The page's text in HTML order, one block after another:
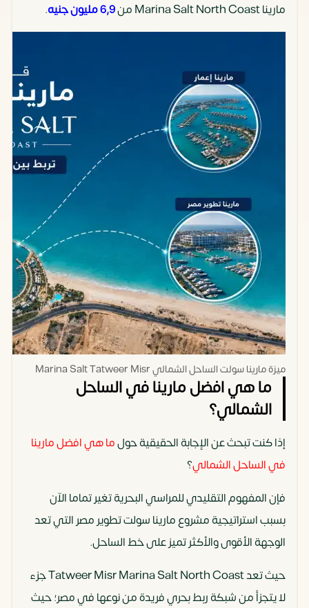
مارينا Marina Salt North Coast من
6,9 مليون جنيه .
ميزة مارينا سولت الساحل الشمالي Marina Salt Tatweer Misr
ما هي افضل مارينا في الساحل
الشمالي؟
إذا كنت تبحث عن الإجابة الحقيقية حولما هي افضل مارينا
في الساحل الشمالي؟
فإن المفهوم التقليدي للمراسي البحرية تغير تماما الآن
بسبب استراتيجية مشروع مارينا سولت تطوير مصر التي تعد
الوجهة الأقوى والأكثر تميز على خط الساحل.
حيث تعد Tatweer Misr Marina Salt North Coast جزء
لا يتجزأ من شبكة ربط بحري فريدة من نوعها في مصر؛ حيث